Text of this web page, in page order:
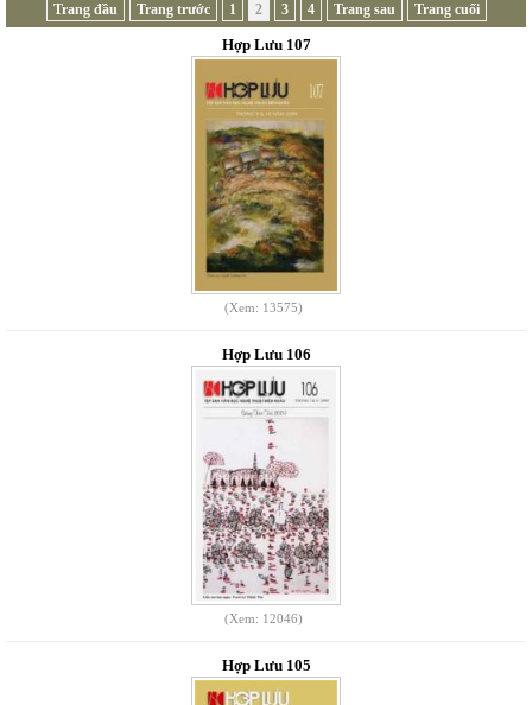
Trang đầu Trang trước 1 2 3 4 Trang sau Trang cuối
Hợp Lưu 107
(Xem: 13575)
Hợp Lưu 106
(Xem: 12046)
Hợp Lưu 105